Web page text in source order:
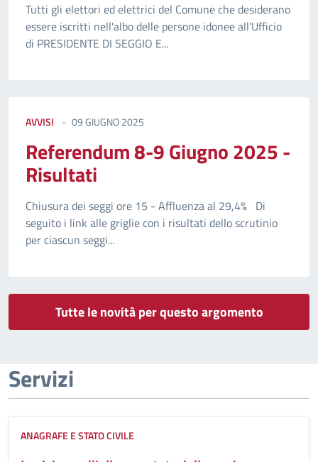
Tutti gli elettori ed elettrici del Comune che desiderano
essere iscritti nell'albo delle persone idonee all'Ufficio
di PRESIDENTE DI SEGGIO E...
AVVISI 09 GIUGNO 2025
Referendum 8-9 Giugno 2025 -
Risultati
Chiusura dei seggi ore 15 - Affluenza al 29,4% Di
seguito i link alle griglie con i risultati dello scrutinio
per ciascun seggi...
Tutte le novità per questo argomento
Servizi
ANAGRAFE E STATO CIVILE